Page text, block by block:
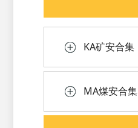
KA矿安合集
MA煤安合集